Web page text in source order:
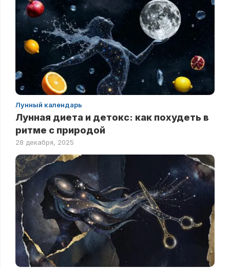
Лунный календарь
Лунная диета и детокс: как похудеть в
ритме с природой
28 декабря, 2025